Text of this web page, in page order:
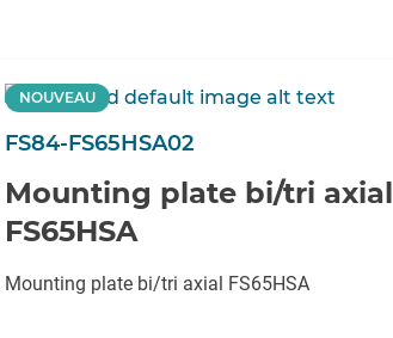
NOUVEAU
FS84-FS65HSA02
Mounting plate bi/tri axial
FS65HSA
Mounting plate bi/tri axial FS65HSA